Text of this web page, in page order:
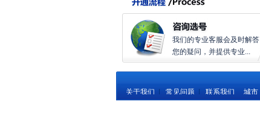
我们的专业客服会及时解答
您的疑问，并提供专业...
关于我们 常见问题 联系我们 城市